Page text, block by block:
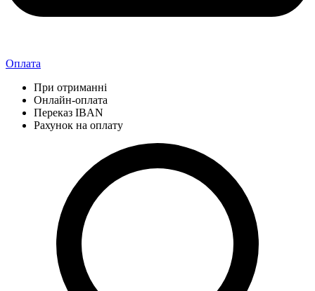
Оплата
При отриманні
Онлайн-оплата
Переказ IBAN
Рахунок на оплату